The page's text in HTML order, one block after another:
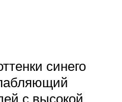
синего
с высокой